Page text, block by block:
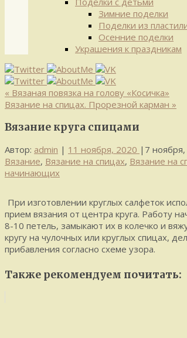
Зимние поделки
Поделки из
Осенние поделки
Украшения к праздникам
« Вязаная повязка на голову «Косичка»
Вязание на спицах. Прорезной карман »
Вязание круга спицами
Автор: admin | 11 ноября, 2020 | 7
Вязание, Вязание на спицах, Вязание на
начинающих
При изготовлении круглых салфеток
прием вязания от центра круга. Работу
8-10 петель, замыкают их в колечко и
кругу на чулочных или круглых спицах,
прибавления согласно схеме узора.
Также рекомендуем почитать: